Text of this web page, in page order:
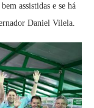
assistidas e se há
Daniel Vilela.